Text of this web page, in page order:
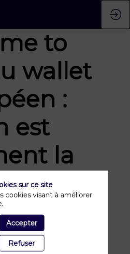
to
wallet
:
est
la
du
?
sur ce site
cookies visant à améliorer
Accepter
Refuser